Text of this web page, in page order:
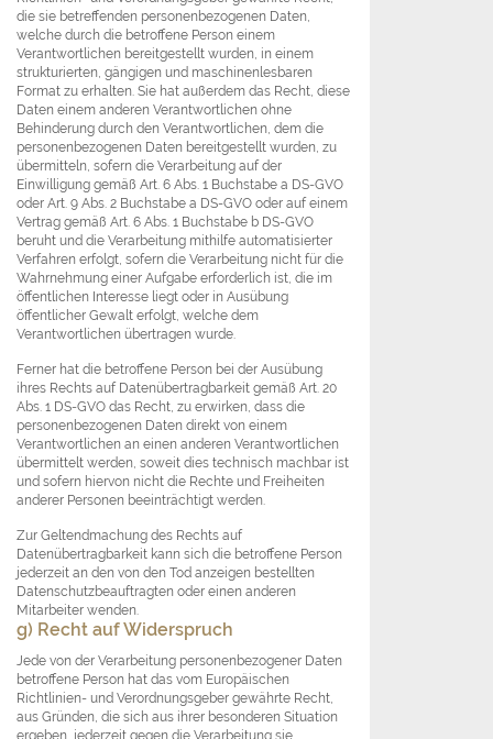
die sie betreffenden personenbezogenen Daten,
welche durch die betroffene Person einem
Verantwortlichen bereitgestellt wurden, in einem
strukturierten, gängigen und maschinenlesbaren
Format zu erhalten. Sie hat außerdem das Recht, diese
Daten einem anderen Verantwortlichen ohne
Behinderung durch den Verantwortlichen, dem die
personenbezogenen Daten bereitgestellt wurden, zu
übermitteln, sofern die Verarbeitung auf der
Einwilligung gemäß Art. 6 Abs. 1 Buchstabe a DS-GVO
oder Art. 9 Abs. 2 Buchstabe a DS-GVO oder auf einem
Vertrag gemäß Art. 6 Abs. 1 Buchstabe b DS-GVO
beruht und die Verarbeitung mithilfe automatisierter
Verfahren erfolgt, sofern die Verarbeitung nicht für die
Wahrnehmung einer Aufgabe erforderlich ist, die im
öffentlichen Interesse liegt oder in Ausübung
öffentlicher Gewalt erfolgt, welche dem
Verantwortlichen übertragen wurde.
Ferner hat die betroffene Person bei der Ausübung
ihres Rechts auf Datenübertragbarkeit gemäß Art. 20
Abs. 1 DS-GVO das Recht, zu erwirken, dass die
personenbezogenen Daten direkt von einem
Verantwortlichen an einen anderen Verantwortlichen
übermittelt werden, soweit dies technisch machbar ist
und sofern hiervon nicht die Rechte und Freiheiten
anderer Personen beeinträchtigt werden.
Zur Geltendmachung des Rechts auf
Datenübertragbarkeit kann sich die betroffene Person
jederzeit an den von den Tod anzeigen bestellten
Datenschutzbeauftragten oder einen anderen
Mitarbeiter wenden.
g) Recht auf Widerspruch
Jede von der Verarbeitung personenbezogener Daten
betroffene Person hat das vom Europäischen
Richtlinien- und Verordnungsgeber gewährte Recht,
aus Gründen, die sich aus ihrer besonderen Situation
ergeben, jederzeit gegen die Verarbeitung sie